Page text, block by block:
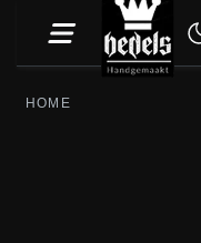
HOME